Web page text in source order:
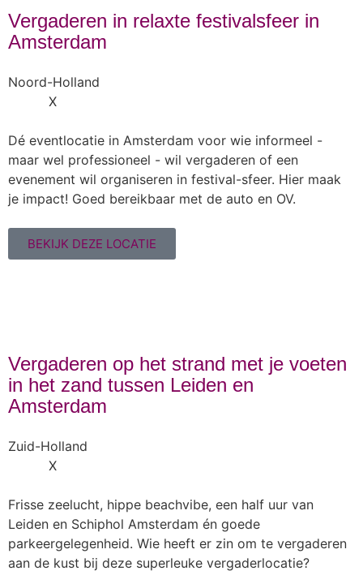
Vergaderen in relaxte festivalsfeer in
Amsterdam
Noord-Holland
X
Dé eventlocatie in Amsterdam voor wie informeel -
maar wel professioneel - wil vergaderen of een
evenement wil organiseren in festival-sfeer. Hier maak
je impact! Goed bereikbaar met de auto en OV.
BEKIJK DEZE LOCATIE
Vergaderen op het strand met je voeten
in het zand tussen Leiden en
Amsterdam
Zuid-Holland
X
Frisse zeelucht, hippe beachvibe, een half uur van
Leiden en Schiphol Amsterdam én goede
parkeergelegenheid. Wie heeft er zin om te vergaderen
aan de kust bij deze superleuke vergaderlocatie?